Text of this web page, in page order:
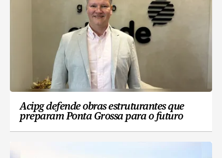
Acipg defende obras estruturantes que
preparam Ponta Grossa para o futuro